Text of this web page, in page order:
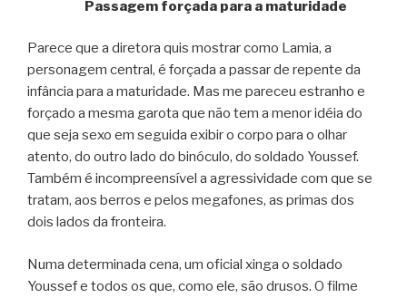
Passagem forçada para a maturidade
Parece que a diretora quis mostrar como Lamia, a
personagem central, é forçada a passar de repente da
infância para a maturidade. Mas me pareceu estranho e
forçado a mesma garota que não tem a menor idéia do
que seja sexo em seguida exibir o corpo para o olhar
atento, do outro lado do binóculo, do soldado Youssef.
Também é incompreensível a agressividade com que se
tratam, aos berros e pelos megafones, as primas dos
dois lados da fronteira.
Numa determinada cena, um oficial xinga o soldado
Youssef e todos os que, como ele, são drusos. O filme